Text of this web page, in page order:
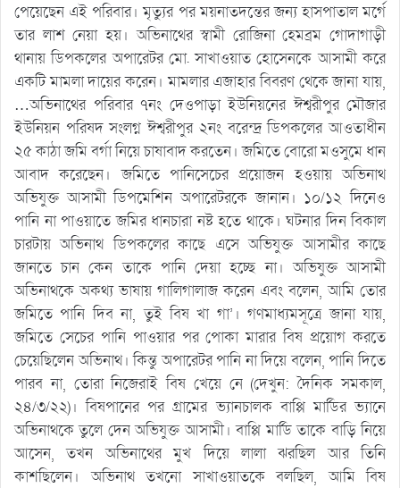
পেয়েছেন এই পরিবার। মৃত্যুর পর ময়নাতদন্তের জন্য হাসপাতাল মর্গে
তার লাশ নেয়া হয়। অভিনাথের স্বামী রোজিনা হেমব্রম গোদাগাড়ী
থানায় ডিপকলের অপারেটর মো. সাখাওয়াত হোসেনকে আসামী করে
একটি মামলা দায়ের করেন। মামলার এজাহার বিবরণ থেকে জানা যায়,
…অভিনাথের পরিবার ৭নং দেওপাড়া ইউনিয়নের ঈশ্বরীপুর মৌজার
ইউনিয়ন পরিষদ সংলগ্ন ঈশ্বরীপুর ২নং বরেন্দ্র ডিপকলের আওতাধীন
২৫ কাঠা জমি বর্গা নিয়ে চাষাবাদ করতেন। জমিতে বোরো মওসুমে ধান
আবাদ করেছেন। জমিতে পানিসেচের প্রয়োজন হওয়ায় অভিনাথ
অভিযুক্ত আসামী ডিপমেশিন অপারেটরকে জানান। ১০/১২ দিনেও
পানি না পাওয়াতে জমির ধানচারা নষ্ট হতে থাকে। ঘটনার দিন বিকাল
চারটায় অভিনাথ ডিপকলের কাছে এসে অভিযুক্ত আসামীর কাছে
জানতে চান কেন তাকে পানি দেয়া হচ্ছে না। অভিযুক্ত আসামী
অভিনাথকে অকথ্য ভাষায় গালিগালাজ করেন এবং বলেন, আমি তোর
জমিতে পানি দিব না, তুই বিষ খা গা’। গণমাধ্যমসূত্রে জানা যায়,
জমিতে সেচের পানি পাওয়ার পর পোকা মারার বিষ প্রয়োগ করতে
চেয়েছিলেন অভিনাথ। কিন্তু অপারেটর পানি না দিয়ে বলেন, পানি দিতে
পারব না, তোরা নিজেরাই বিষ খেয়ে নে (দেখুন: দৈনিক সমকাল,
২৪/৩/২২)। বিষপানের পর গ্রামের ভ্যানচালক বাপ্পি মার্ডির ভ্যানে
অভিনাথকে তুলে দেন অভিযুক্ত আসামী। বাপ্পি মার্ডি তাকে বাড়ি নিয়ে
আসেন, তখন অভিনাথের মুখ দিয়ে লালা ঝরছিল আর তিনি
কাশছিলেন। অভিনাথ তখনো সাখাওয়াতকে বলছিল, আমি বিষ